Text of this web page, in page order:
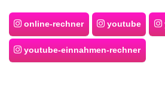
online-rechner youtube
youtube-einnahmen-rechner